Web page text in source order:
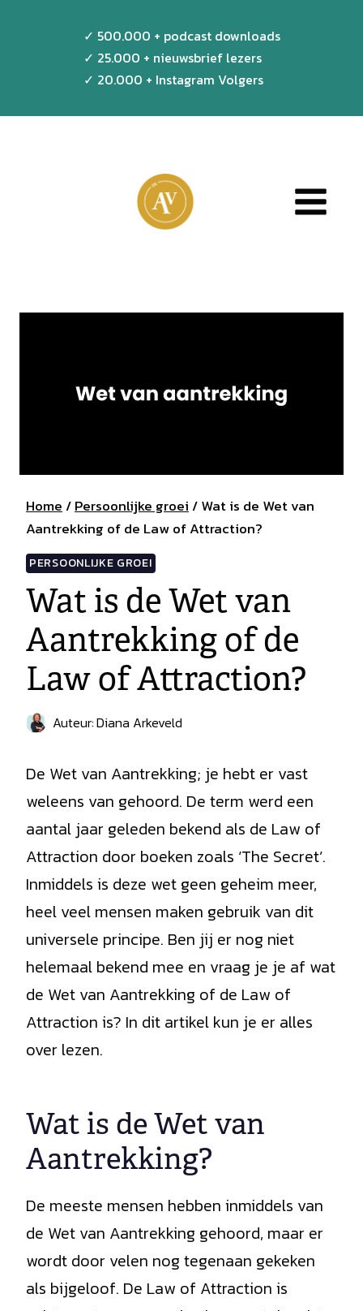
✓ 500.000 + podcast downloads
✓ 25.000 + nieuwsbrief lezers
✓ 20.000 + Instagram Volgers
Home/Persoonlijke groei/Wat is de Wet van
Aantrekking of de Law of Attraction?
PERSOONLIJKE GROEI
Wat is de Wet van
Aantrekking of de
Law of Attraction?
Auteur:Diana Arkeveld
De Wet van Aantrekking; je hebt er vast
weleens van gehoord. De term werd een
aantal jaar geleden bekend als de Law of
Attraction door boeken zoals ‘The Secret’.
Inmiddels is deze wet geen geheim meer,
heel veel mensen maken gebruik van dit
universele principe. Ben jij er nog niet
helemaal bekend mee en vraag je je af wat
de Wet van Aantrekking of de Law of
Attraction is? In dit artikel kun je er alles
over lezen.
Wat is de Wet van
Aantrekking?
De meeste mensen hebben inmiddels van
de Wet van Aantrekking gehoord, maar er
wordt door velen nog tegenaan gekeken
als bijgeloof. De Law of Attraction is